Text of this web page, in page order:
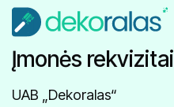
Įmonės rekvizitai
UAB „Dekoralas“